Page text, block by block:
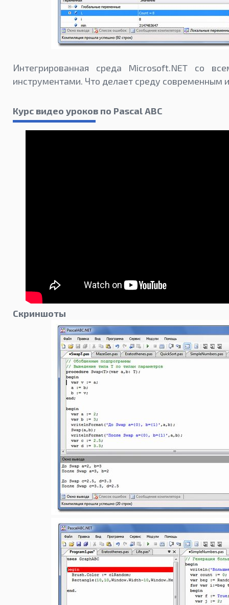
Интегрированная среда Microsoft.NET со
инструментами. Что делает среду современным
Курс видео уроков по Pascal ABC
Скриншоты